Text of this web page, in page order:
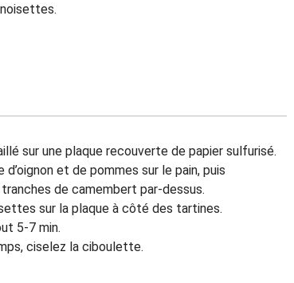
sur une plaque recouverte de papier sulfurisé.
d’oignon et de pommes sur le pain, puis
de camembert par-dessus.
sur la plaque à côté des tartines.
5-7 min.
ciselez la ciboulette.